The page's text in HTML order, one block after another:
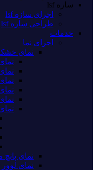
سازه lsf
اجرای سازه lsf
طراحی سازه lsf
خدمات
اجرای نما
نمای
نمای پانچ
نمای لوور